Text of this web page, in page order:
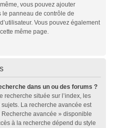
vous pouvez ajouter
panneau de contrôle de
Vous pouvez également
même page.
dans un ou des forums ?
recherche située sur l’index, les
La recherche avancée est
avancée » disponible
à la recherche dépend du style